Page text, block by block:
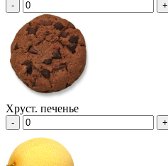
- +
Хруст. печенье
- +